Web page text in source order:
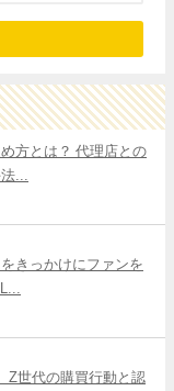
方とは？ 代理店との
...
きっかけにファンを
Z世代の購買行動と認